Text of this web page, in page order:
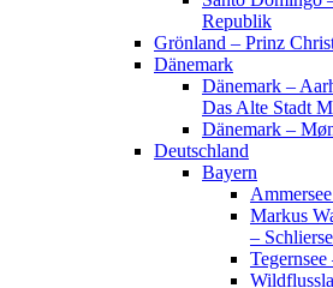
Republik
Grönland – Prinz
Dänemark
Dänemark –
Das Alte Stadt
Dänemark –
Deutschland
Bayern
Markus
–